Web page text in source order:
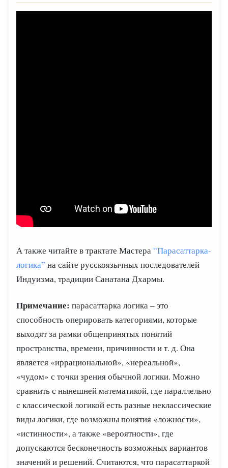
А также читайте в трактате Мастера“Парасаттарка-
логика” на сайте русскоязычных последователей
Индуизма, традиции Санатана Дхармы.
Примечание: парасаттарка логика–это
способность оперировать категориями, которые
выходят за рамки общепринятых понятий
пространства, времени, причинности и т. д. Она
является «иррациональной», «нереальной»,
«чудом» с точки зрения обычной логики. Можно
сравнить с нынешней математикой, где параллельно
с классической логикой есть разные неклассические
виды логики, где возможны понятия «ложности»,
«истинности», а также «вероятности», где
допускаются бесконечность возможных вариантов
значений и решений. Считаются, что парасаттаркой